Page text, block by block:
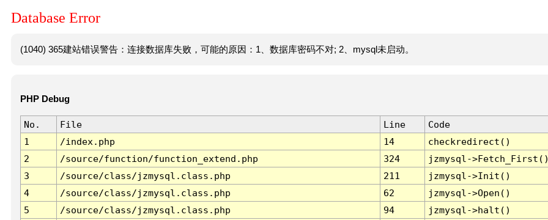
Database Error
(1040) 365建站错误警告：连接数据库失败，可能的原因：1、数据库密码不对; 2、mysql未启动。
PHP Debug
No. File Line
Code
1
/index.php 14
checkredirect()
2
/source/function/function_extend.php 324
jzmysql-
3
/source/class/jzmysql.class.php 211
jzmysql->Init()
4
/source/class/jzmysql.class.php 62
jzmysql->Open()
5
/source/class/jzmysql.class.php 94
jzmysql->halt()